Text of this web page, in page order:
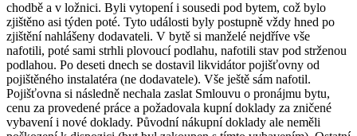
chodbě a v ložnici. Byli vytopení i sousedi pod bytem, což bylo
zjištěno asi týden poté. Tyto události byly postupně vždy hned po
zjištění nahlášeny dodavateli. V bytě si manželé nejdříve vše
nafotili, poté sami strhli plovoucí podlahu, nafotili stav pod strženou
podlahou. Po deseti dnech se dostavil likvidátor pojišťovny od
pojištěného instalatéra (ne dodavatele). Vše ještě sám nafotil.
Pojišťovna si následně nechala zaslat Smlouvu o pronájmu bytu,
cenu za provedené práce a požadovala kupní doklady za zničené
vybavení i nové doklady. Původní nákupní doklady ale neměli